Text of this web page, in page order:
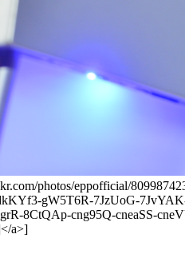
photos/eppofficial/
gW5T6R-7JzUoG-
8CtQAp-cng95Q-cneaSS-
a>]